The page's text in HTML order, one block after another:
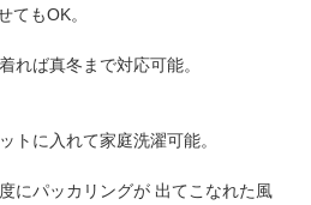
てもOK。
れば真冬まで対応可能。
トに入れて家庭洗濯可能。
にパッカリングが 出てこなれた風